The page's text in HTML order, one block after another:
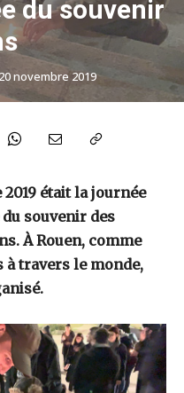
du souvenir
20 novembre 2019
2019 était la journée
souvenir des
À Rouen, comme
à travers le monde,